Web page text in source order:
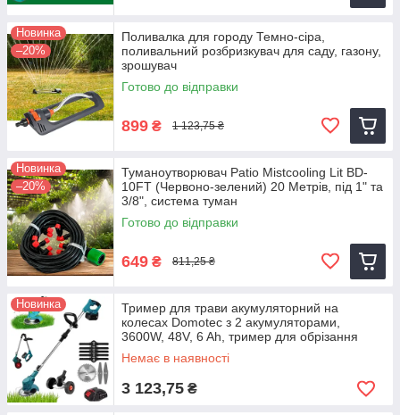
Новинка
–20%
Поливалка для городу Темно-сіра,
поливальний розбризкувач для саду, газону,
зрошувач
Готово до відправки
899 ₴ 1 123,75 ₴
Новинка
–20%
Туманоутворювач Patio Mistcooling Lit BD-
10FT (Червоно-зелений) 20 Метрів, під 1" та
3/8", система туман
Готово до відправки
649 ₴ 811,25 ₴
Новинка
Тример для трави акумуляторний на
колесах Domotec з 2 акумуляторами,
3600W, 48V, 6 Ah, тример для обрізання
кущів
Немає в наявності
3 123,75 ₴